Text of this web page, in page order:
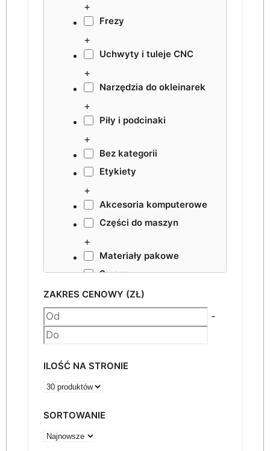
+
Frezy
+
Uchwyty i tuleje CNC
+
Narzędzia do okleinarek
+
Piły i podcinaki
+
Bez kategorii
Etykiety
+
Akcesoria komputerowe
Części do maszyn
+
Materiały pakowe
Smary
NESTING VHF
Akcesoria
ZAKRES CENOWY (ZŁ)
-
ILOŚĆ NA STRONIE
SORTOWANIE